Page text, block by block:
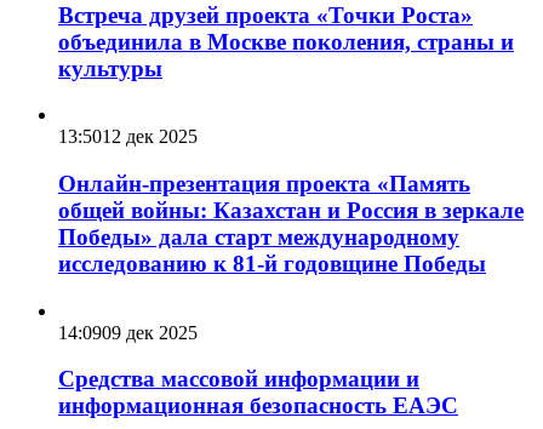
Встреча друзей проекта «Точки Роста»
объединила в Москве поколения, страны и
культуры
13:5012 дек 2025
Онлайн-презентация проекта «Память
общей войны: Казахстан и Россия в зеркале
Победы» дала старт международному
исследованию к 81-й годовщине Победы
14:0909 дек 2025
Средства массовой информации и
информационная безопасность ЕАЭС